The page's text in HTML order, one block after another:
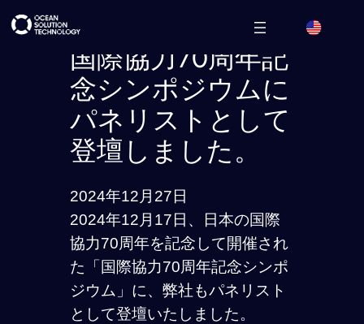
内
国際協力70周年記
念シンポジウムに
パネリストとして
登壇しました。
2024年12月27日
2024年12月17日、日本の国際
協力70周年を記念して開催され
た「国際協力70周年記念シンポ
ジウム」に、弊社もパネリスト
として登壇いたしました。